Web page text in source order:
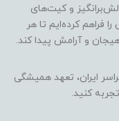
و کیت‌های
فراهم کرده‌ایم تا هر
و آرامش پیدا کند.
ایران، تعهد همیشگی
کنید.